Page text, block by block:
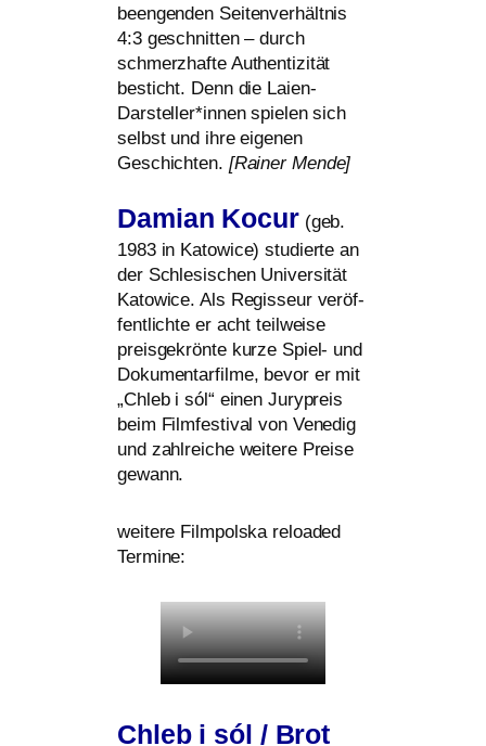
been­gen­den Seitenverhältnis
4:3 geschnit­ten – durch
schmerz­haf­te Authentizität
besticht. Denn die Laien-
Darsteller*innen spie­len sich
selbst und ihre eige­nen
Geschichten. [Rainer Mende]
Damian Kocur(geb.
1983 in Katowice) stu­dier­te an
der Schlesischen Universität
Katowice. Als Regisseur ver­öf­
fent­lich­te er acht teil­wei­se
preis­ge­krön­te kur­ze Spiel- und
Dokumentarfilme, bevor er mit
„Chleb i sól“ einen Jurypreis
beim Filmfestival von Venedig
und zahl­rei­che wei­te­re Preise
gewann.
wei­te­re Filmpolska rel­oa­ded
Termine:
Chleb i sól / Brot